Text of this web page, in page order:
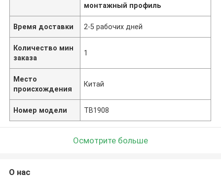
монтажный профиль
Время доставки 2-5 рабочих дней
Количество мин
заказа
1
Место
происхождения
Китай
Номер модели ТВ1908
Осмотрите больше
О нас